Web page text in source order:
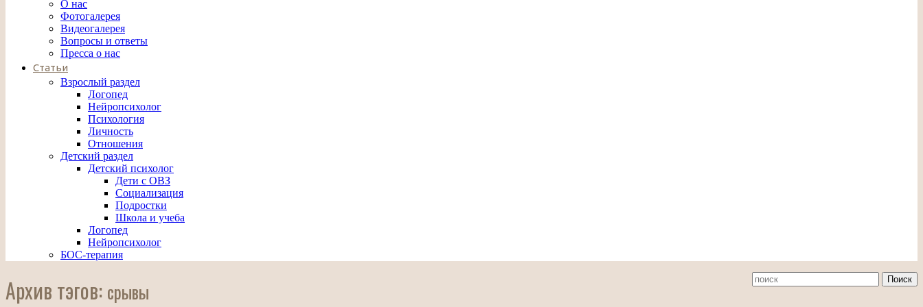
О нас
Фотогалерея
Видеогалерея
Вопросы и ответы
Пресса о нас
Статьи
Взрослый раздел
Логопед
Нейропсихолог
Психология
Личность
Отношения
Детский раздел
Детский психолог
Дети с ОВЗ
Социализация
Подростки
Школа и учеба
Логопед
Нейропсихолог
БОС-терапия
Архив тэгов: срывы